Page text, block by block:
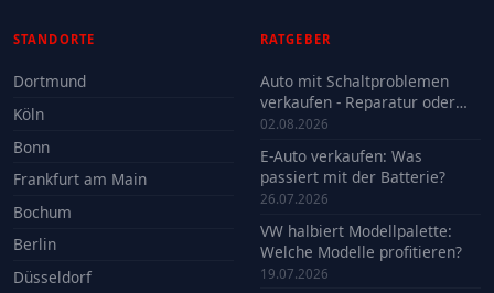
STANDORTE
Dortmund
Köln
Bonn
Frankfurt am Main
Bochum
Berlin
Düsseldorf
RATGEBER
Auto mit Schaltproblemen
verkaufen - Reparatur oder
Verkauf?
02.08.2026
E-Auto verkaufen: Was
passiert mit der Batterie?
26.07.2026
VW halbiert Modellpalette:
Welche Modelle profitieren?
19.07.2026